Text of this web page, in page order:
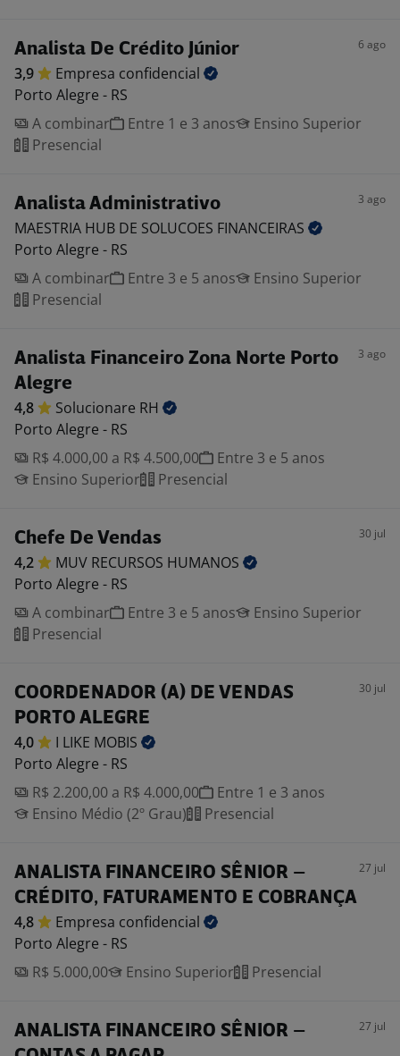
Analista De Crédito Júnior 6 ago
3,9 Empresa confidencial
Porto Alegre - RS
A combinar
Entre 1 e 3 anos
Ensino Superior
Presencial
Analista Administrativo 3 ago
MAESTRIA HUB DE SOLUCOES FINANCEIRAS
Porto Alegre - RS
A combinar
Entre 3 e 5 anos
Ensino Superior
Presencial
Analista Financeiro Zona Norte Porto
Alegre
3 ago
4,8 Solucionare RH
Porto Alegre - RS
R$ 4.000,00 a R$ 4.500,00
Entre 3 e 5 anos
Ensino Superior
Presencial
Chefe De Vendas 30 jul
4,2 MUV RECURSOS HUMANOS
Porto Alegre - RS
A combinar
Entre 3 e 5 anos
Ensino Superior
Presencial
COORDENADOR (A) DE VENDAS
PORTO ALEGRE
30 jul
4,0 I LIKE MOBIS
Porto Alegre - RS
R$ 2.200,00 a R$ 4.000,00
Entre 1 e 3 anos
Ensino Médio (2º Grau)
Presencial
ANALISTA FINANCEIRO SÊNIOR –
CRÉDITO, FATURAMENTO E COBRANÇA
27 jul
4,8 Empresa confidencial
Porto Alegre - RS
R$ 5.000,00
Ensino Superior Presencial
ANALISTA FINANCEIRO SÊNIOR –
27 jul